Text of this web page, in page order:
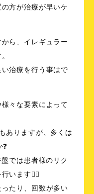
の方が治療が早いケ
ら、イレギュラー
治療を行う事はで
々な要素によって
ありますが、多くは
では患者様のリク
います👂🏻
たり、回数が多い